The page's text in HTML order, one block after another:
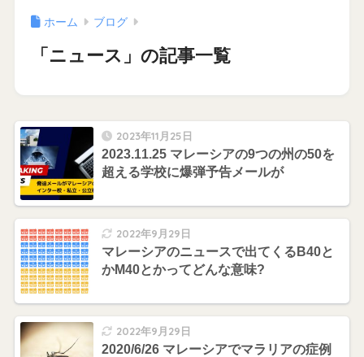
ホーム ブログ
「ニュース」の記事一覧
2023年11月25日
2023.11.25 マレーシアの9つの州の50を
超える学校に爆弾予告メールが
2022年9月29日
マレーシアのニュースで出てくるB40と
かM40とかってどんな意味?
2022年9月29日
2020/6/26 マレーシアでマラリアの症例